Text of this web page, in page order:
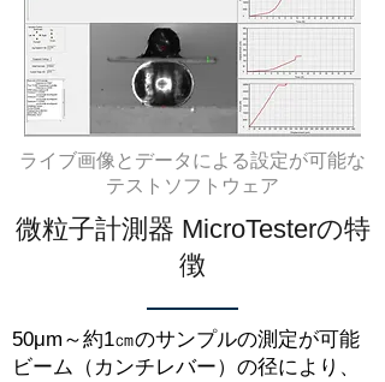
ライブ画像とデータによる設定が可能な
テストソフトウェア
微粒子計測器 MicroTesterの特
徴
50μm～約1㎝のサンプルの測定が可能
ビーム（カンチレバー）の径により、